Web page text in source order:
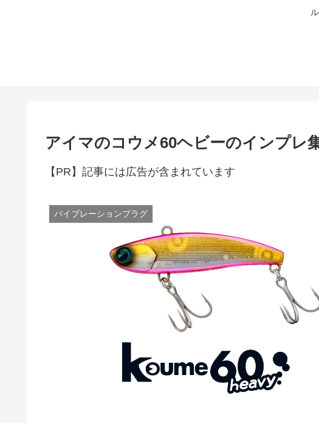
アイマのコウメ60ヘビーのインプレ
【PR】記事には広告が含まれています
バイブレーションプラグ